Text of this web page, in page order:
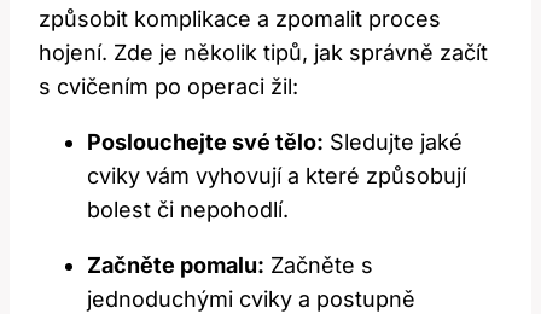
způsobit komplikace a zpomalit proces
hojení. Zde je několik tipů, jak správně začít
s cvičením po operaci žil:
Poslouchejte své tělo: Sledujte jaké
cviky vám vyhovují a které způsobují
bolest či nepohodlí.
Začněte pomalu: Začněte s
jednoduchými cviky a postupně